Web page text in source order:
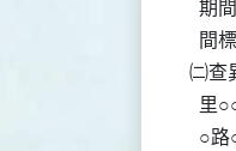
㈡
○